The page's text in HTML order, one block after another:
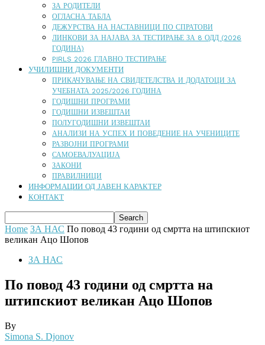
ЗА РОДИТЕЛИ
ОГЛАСНА ТАБЛА
ДЕЖУРСТВА НА НАСТАВНИЦИ ПО СПРАТОВИ
ЛИНКОВИ ЗА НАЈАВА ЗА ТЕСТИРАЊЕ ЗА 8 ОДД (2026
ГОДИНА)
PIRLS 2026 ГЛАВНО ТЕСТИРАЊЕ
УЧИЛИШНИ ДОКУМЕНТИ
ПРИКАЧУВАЊЕ НА СВИДЕТЕЛСТВА И ДОДАТОЦИ ЗА
УЧЕБНАТА 2025/2026 ГОДИНА
ГОДИШНИ ПРОГРАМИ
ГОДИШНИ ИЗВЕШТАИ
ПОЛУГОДИШНИ ИЗВЕШТАИ
АНАЛИЗИ НА УСПЕХ И ПОВЕДЕНИЕ НА УЧЕНИЦИТЕ
РАЗВОЈНИ ПРОГРАМИ
САМОЕВАЛУАЦИЈА
ЗАКОНИ
ПРАВИЛНИЦИ
ИНФОРМАЦИИ ОД ЈАВЕН КАРАКТЕР
КОНТАКТ
Home ЗА НАС По повод 43 години од смртта на штипскиот
великан Ацо Шопов
ЗА НАС
По повод 43 години од смртта на
штипскиот великан Ацо Шопов
By
Simona S. Djonov